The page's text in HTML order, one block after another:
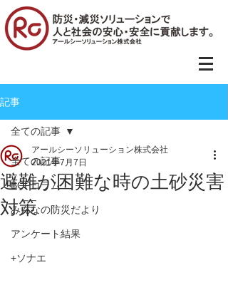
記事
全ての記事
BCPコラム
みんなの防災だより
アンケート結果
+ソナエ
全ての記事
避難が困難な時の土砂災害
対策
アールシーソリューション株式会社
2021年7月7日